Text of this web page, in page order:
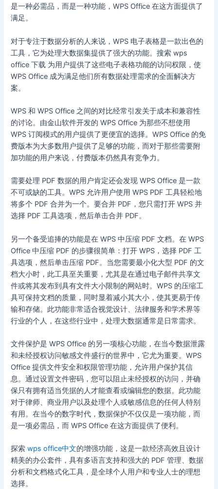
是一种必需品，而是一种功能，WPS Office 在这方面提供了
满足。
对于专注于数据分析的人来说，WPS 电子表格是一款出色的
工具，它为处理大数据集提供了强大的功能。搜索 wps
office 下载 为用户提供了这些电子表格功能的访问权限，使
WPS Office 成为满足他们所有数据处理需求的全面解决方
案。
WPS 和 WPS Office 之间的对比经常引发关于成本和兼容性
的讨论。由金山软件开发的 WPS Office 为那些不想使用
WPS 订阅模式的用户提供了更便宜的选择。WPS Office 的免
费版本为大多数用户提供了足够的功能，而对于那些需要附
加功能的用户来说，付费版本仍然具有竞争力。
需要处理 PDF 数据的用户肯定还会发现 WPS Office 是一款
不可或缺的工具。WPS 允许用户使用 WPS PDF 工具轻松地
将多个 PDF 合并为一个。要合并 PDF，您只需打开 WPS 并
选择 PDF 工具选项，然后单击合并 PDF。
另一个备受追捧的功能是在 WPS 中压缩 PDF 文档。在 WPS
Office 中压缩 PDF 的步骤很简单：打开 WPS，选择 PDF 工
具选项，然后单击压缩 PDF。当您需要最小化大型 PDF 的文
档大小时，此工具至关重要，尤其是在通过电子邮件共享文
件或将其发布到具有文件大小限制的网站时。WPS 的压缩工
具可保持文档的质量，同时显着减小其大小，使其更易于传
输和存储。此功能非常适合视觉设计、法律服务和学术界等
行业的个人，在这些行业中，处理大数据通常是日常需求。
文件保护是 WPS Office 的另一项核心功能，在当今数据泄露
和未经授权访问敏感文件盛行的世界中，它尤为重要。WPS
Office 提供文件安全和权限管理功能，允许用户保护其信
息。通过设置文件密码，您可以阻止未经授权的访问，并确
保只有拥有适当凭据的人才能查看或编辑您的数据。此功能
对于律师、商业用户以及处理个人或敏感信息的任何人特别
有用。在当今的数字时代，数据保护不仅仅是一项功能，而
是一项必需品，而 WPS Office 在这方面提供了便利。
探索wps office中文的增强功能，这是一款经济高效且设计
精美的办公套件，具有多语言支持和强大的 PDF 管理、数据
分析和文档格式化工具，是全球个人用户和专业人士的理想
选择。